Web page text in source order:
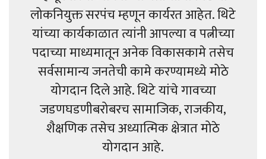
लोकनियुक्त सरपंच म्हणून कार्यरत आहेत. थिटे
यांच्या कार्यकाळात त्यांनी आपल्या व पत्नीच्या
पदाच्या माध्यमातून अनेक विकासकामे तसेच
सर्वसामान्य जनतेची कामे करण्यामध्ये मोठे
योगदान दिले आहे. थिटे यांचे गावच्या
जडणघडणीबरोबरच सामाजिक, राजकीय,
शैक्षणिक तसेच अध्यात्मिक क्षेत्रात मोठे
योगदान आहे.